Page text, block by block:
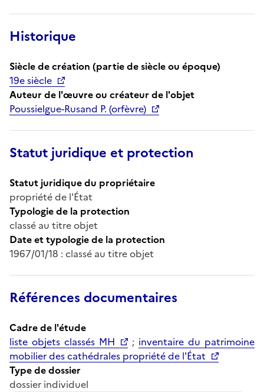
Historique
Siècle de création (partie de siècle ou époque)
19e siècle
Auteur de l'œuvre ou créateur de l'objet
Poussielgue-Rusand P. (orfèvre)
Statut juridique et protection
Statut juridique du propriétaire
propriété de l'État
Typologie de la protection
classé au titre objet
Date et typologie de la protection
1967/01/18 : classé au titre objet
Références documentaires
Cadre de l'étude
liste objets classés MH
; inventaire du patrimoine
mobilier des cathédrales propriété de l'État
Type de dossier
dossier individuel